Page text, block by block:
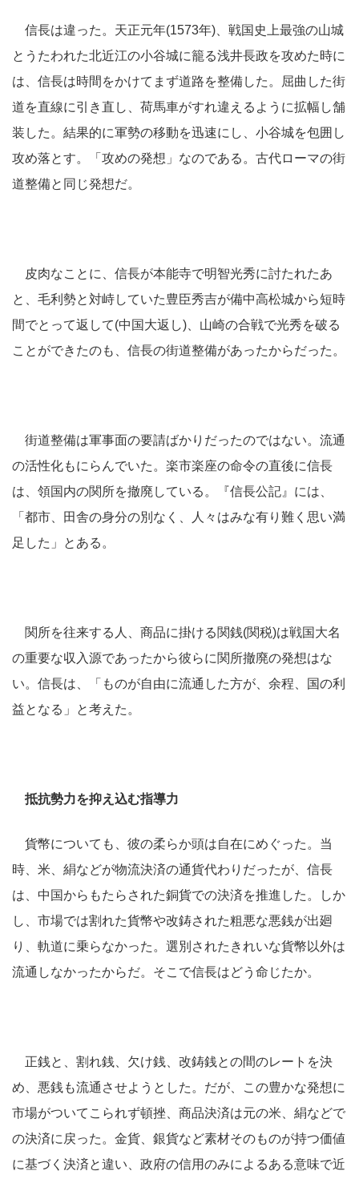
信長は違った。天正元年(1573年)、戦国史上最強の山城
とうたわれた北近江の小谷城に籠る浅井長政を攻めた時に
は、信長は時間をかけてまず道路を整備した。屈曲した街
道を直線に引き直し、荷馬車がすれ違えるように拡幅し舗
装した。結果的に軍勢の移動を迅速にし、小谷城を包囲し
攻め落とす。「攻めの発想」なのである。古代ローマの街
道整備と同じ発想だ。
皮肉なことに、信長が本能寺で明智光秀に討たれたあ
と、毛利勢と対峙していた豊臣秀吉が備中高松城から短時
間でとって返して(中国大返し)、山崎の合戦で光秀を破る
ことができたのも、信長の街道整備があったからだった。
街道整備は軍事面の要請ばかりだったのではない。流通
の活性化もにらんでいた。楽市楽座の命令の直後に信長
は、領国内の関所を撤廃している。『信長公記』には、
「都市、田舎の身分の別なく、人々はみな有り難く思い満
足した」とある。
関所を往来する人、商品に掛ける関銭(関税)は戦国大名
の重要な収入源であったから彼らに関所撤廃の発想はな
い。信長は、「ものが自由に流通した方が、余程、国の利
益となる」と考えた。
抵抗勢力を抑え込む指導力
貨幣についても、彼の柔らか頭は自在にめぐった。当
時、米、絹などが物流決済の通貨代わりだったが、信長
は、中国からもたらされた銅貨での決済を推進した。しか
し、市場では割れた貨幣や改鋳された粗悪な悪銭が出廻
り、軌道に乗らなかった。選別されたきれいな貨幣以外は
流通しなかったからだ。そこで信長はどう命じたか。
正銭と、割れ銭、欠け銭、改鋳銭との間のレートを決
め、悪銭も流通させようとした。だが、この豊かな発想に
市場がついてこられず頓挫、商品決済は元の米、絹などで
の決済に戻った。金貨、銀貨など素材そのものが持つ価値
に基づく決済と違い、政府の信用のみによるある意味で近